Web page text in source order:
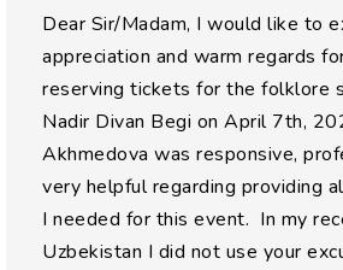
Dear Sir/Madam, I would like to
appreciation and warm regards
reserving tickets for the folklore
Nadir Divan Begi on April 7th,
Akhmedova was responsive,
very helpful regarding providing
I needed for this event. In my
Uzbekistan I did not use your